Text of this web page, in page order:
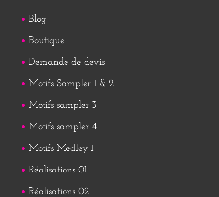
Blog
Boutique
Demande de devis
Motifs Sampler 1 & 2
Motifs sampler 3
Motifs sampler 4
Motifs Medley 1
Réalisations 01
Réalisations 02